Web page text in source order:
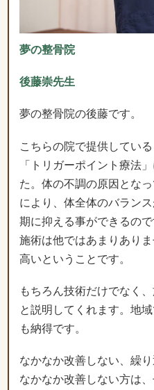
夢の整骨院
後藤崇先生
夢の整骨院の後藤です。
こちらの院で提供してい
「トリガーポイント療法
た。体の不調の原因とな
により、体全体のバラン
期に抑える事ができるの
施術は他ではあまりあり
高いということです。
もちろん技術だけでなく
と説明してくれます。地
も納得です。
なかなか改善しない、繰
なかなか改善しない方は